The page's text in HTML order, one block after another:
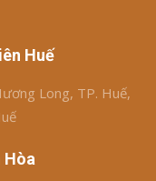
Huế
Long, TP. Huế,
Hòa